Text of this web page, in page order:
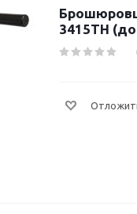
3415TH